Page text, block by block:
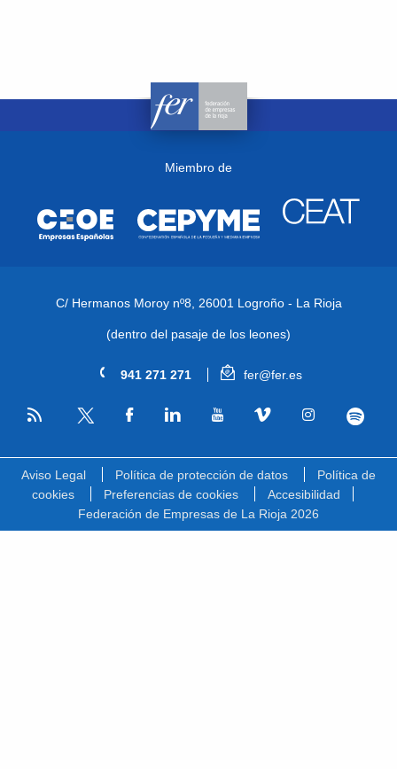
Miembro de
C/ Hermanos Moroy nº8, 26001 Logroño - La Rioja
(dentro del pasaje de los leones)
941 271 271 fer@fer.es
RSS
Aviso Legal Política de protección de datos
Política de
cookies
Preferencias de cookies
Accesibilidad
Federación de Empresas de La Rioja 2026